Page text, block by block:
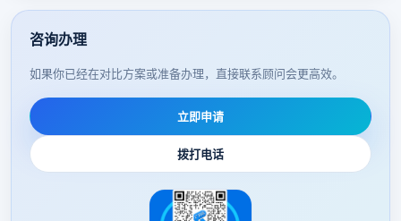
咨询办理
如果你已经在对比方案或准备办理，直接联系顾问会更高效。
立即申请
拨打电话